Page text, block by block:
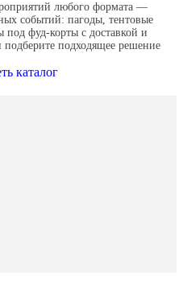
любого формата —
событий: пагоды, тентовые
фуд-корты с доставкой и
подберите подходящее решение
каталог